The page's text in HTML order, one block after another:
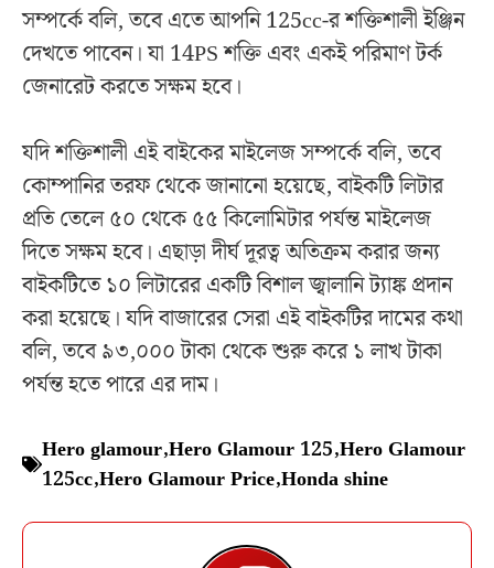
সম্পর্কে বলি, তবে এতে আপনি 125cc-র শক্তিশালী ইঞ্জিন
দেখতে পাবেন। যা 14PS শক্তি এবং একই পরিমাণ টর্ক
জেনারেট করতে সক্ষম হবে।
যদি শক্তিশালী এই বাইকের মাইলেজ সম্পর্কে বলি, তবে
কোম্পানির তরফ থেকে জানানো হয়েছে, বাইকটি লিটার
প্রতি তেলে ৫০ থেকে ৫৫ কিলোমিটার পর্যন্ত মাইলেজ
দিতে সক্ষম হবে। এছাড়া দীর্ঘ দূরত্ব অতিক্রম করার জন্য
বাইকটিতে ১০ লিটারের একটি বিশাল জ্বালানি ট্যাঙ্ক প্রদান
করা হয়েছে। যদি বাজারের সেরা এই বাইকটির দামের কথা
বলি, তবে ৯৩,০০০ টাকা থেকে শুরু করে ১ লাখ টাকা
পর্যন্ত হতে পারে এর দাম।
Hero glamour,Hero Glamour 125,Hero Glamour
125cc,Hero Glamour Price,Honda shine